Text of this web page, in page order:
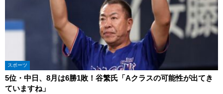
スポーツ
5位・中日、8月は6勝1敗！谷繁氏「Aクラスの可能性が出てき
ていますね」